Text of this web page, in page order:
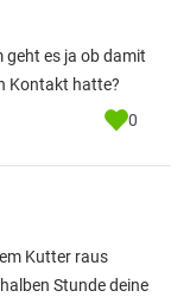
es ja ob damit
Kontakt hatte?
0
Kutter raus
Stunde deine